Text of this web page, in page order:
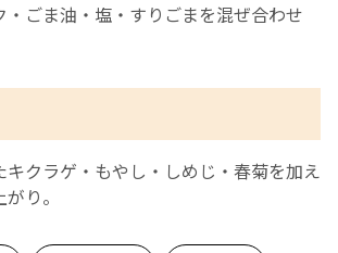
・ごま油・塩・すりごまを混ぜ合わせ
クラゲ・もやし・しめじ・春菊を加え
り。